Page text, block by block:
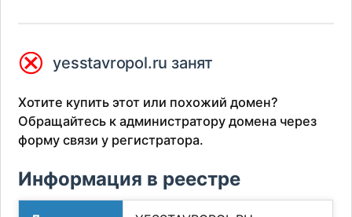
⮿ yesstavropol.ru занят
Хотите купить этот или похожий домен?
Обращайтесь к администратору домена через
форму связи у регистратора.
Информация в реестре